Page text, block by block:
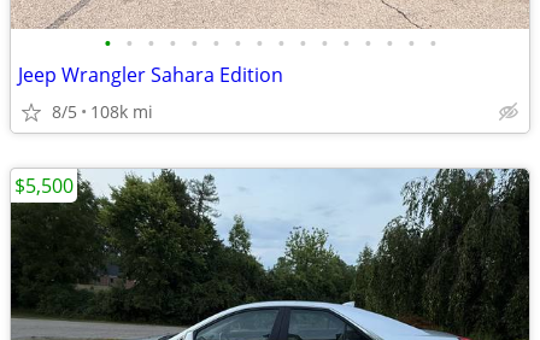
• • • • • • • • • • • • • • • •
Jeep Wrangler Sahara Edition
8/5 108k mi
$5,500